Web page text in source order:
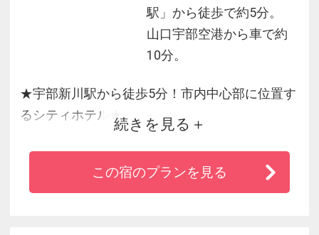
駅」から徒歩で約5分。
山口宇部空港から車で約
10分。
★宇部新川駅から徒歩5分！市内中心部に位置す
るシティホテル★
■山口大学病院・渡辺翁記念会館至近！駐車場無
続きを見る
この宿のプランを見る